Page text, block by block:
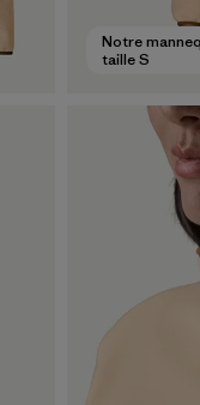
Notre
taille S